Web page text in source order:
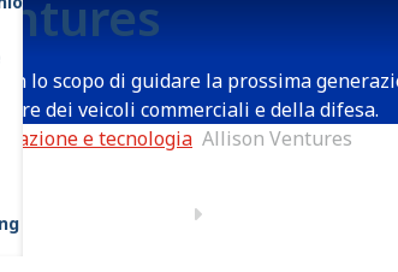
lo scopo di guidare la prossima
dei veicoli commerciali e della difesa.
e tecnologia Allison Ventures